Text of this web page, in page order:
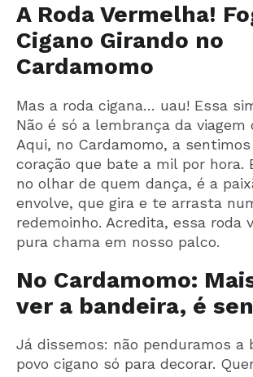
A Roda Vermelha!
Cigano Girando no
Cardamomo
Mas a roda cigana… uau! Essa
Não é só a lembrança da viagem
Aqui, no Cardamomo, a
coração que bate a mil por hora.
no olhar de quem dança, é a
envolve, que gira e te arrasta
redemoinho. Acredita, essa roda
pura chama em nosso palco.
No Cardamomo:
ver a bandeira, é
Já dissemos: não penduramos a
povo cigano só para decorar.